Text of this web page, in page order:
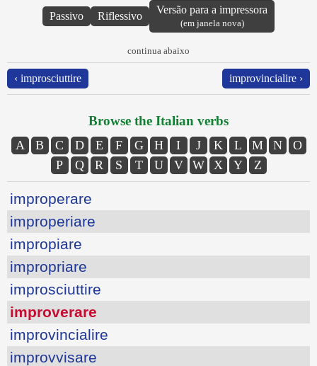
Passivo Riflessivo
Versão para a impressora
(em janela nova)
continua abaixo
‹ improsciuttire improvincialire ›
Browse the Italian verbs
A B C D E F G H I J K L M N
O
P
Q R S T U V W X Y Z
improperare
improperiare
impropiare
impropriare
improsciuttire
improverare
improvincialire
improvvisare